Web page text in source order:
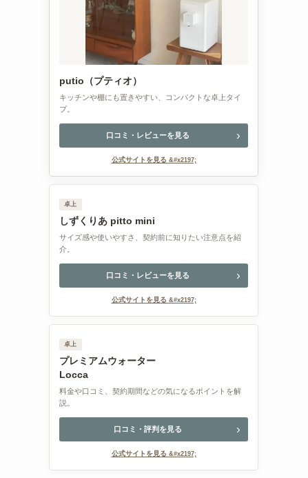
putio（プティオ）
キッチンや棚にも置きやすい、コンパクトな卓上タイ
プ。
口コミ・レビューを見る
公式サイトを見る
卓上
しずくりあ pitto mini
サイズ感や使いやすさ、契約前に知りたい注意点を紹
介。
口コミ・レビューを見る
公式サイトを見る
卓上
プレミアムウォーター
Locca
料金や口コミ、契約期間などの気になるポイントを解
説。
口コミ・評判を見る
公式サイトを見る